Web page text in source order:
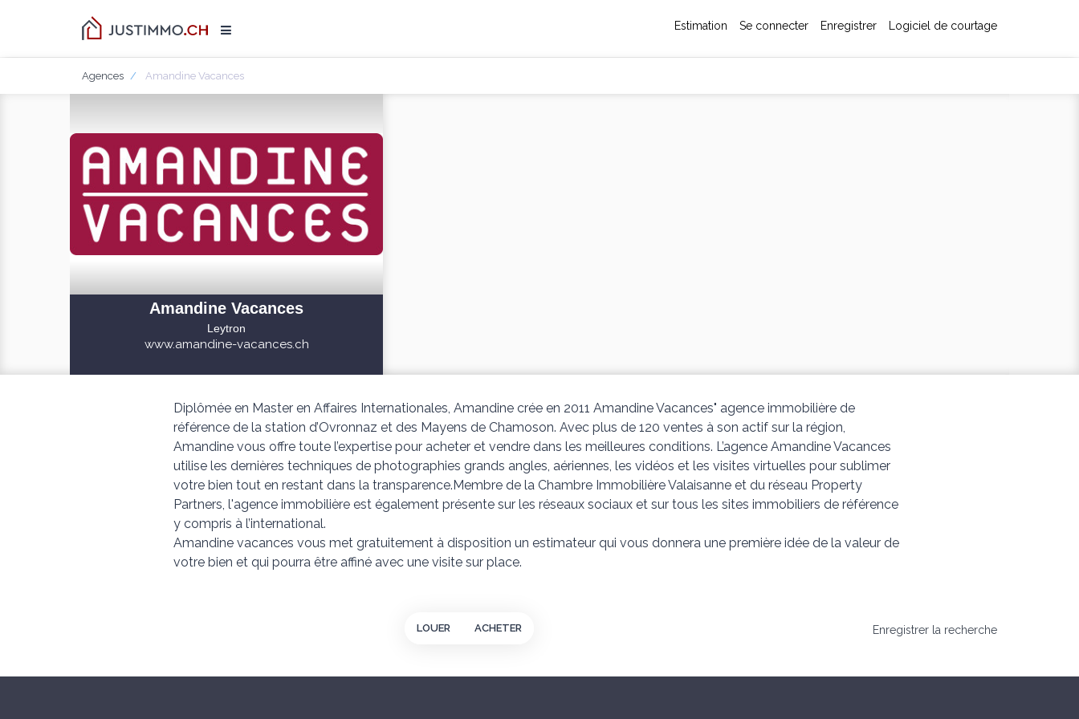
Estimation Se connecter Enregistrer Logiciel de courtage
Agences Amandine Vacances
Amandine Vacances
Leytron
www.amandine-vacances.ch
Diplômée en Master en Affaires Internationales, Amandine crée en 2011 Amandine Vacances" agence immobilière de
référence de la station d’Ovronnaz et des Mayens de Chamoson. Avec plus de 120 ventes à son actif sur la région,
Amandine vous offre toute l’expertise pour acheter et vendre dans les meilleures conditions. L’agence Amandine Vacances
utilise les dernières techniques de photographies grands angles, aériennes, les vidéos et les visites virtuelles pour sublimer
votre bien tout en restant dans la transparence.Membre de la Chambre Immobilière Valaisanne et du réseau Property
Partners, l'agence immobilière est également présente sur les réseaux sociaux et sur tous les sites immobiliers de référence
y compris à l’international.
Amandine vacances vous met gratuitement à disposition un estimateur qui vous donnera une première idée de la valeur de
votre bien et qui pourra être affiné avec une visite sur place.
Enregistrer la recherche
LOUER ACHETER